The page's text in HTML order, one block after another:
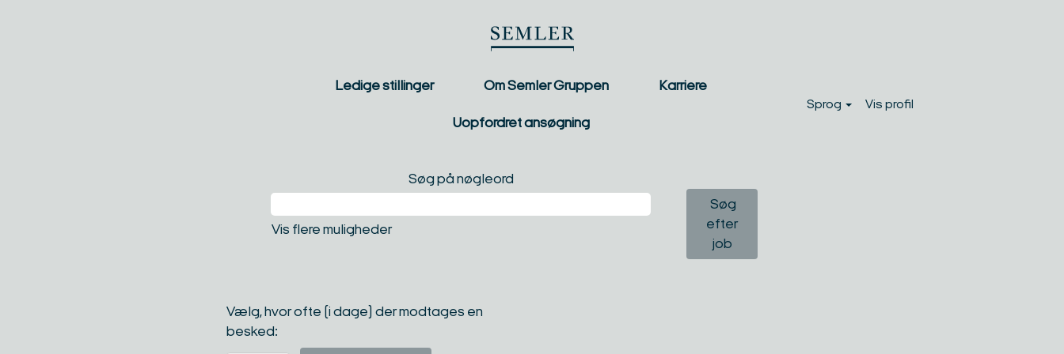
Ledige stillinger Om Semler Gruppen Karriere
Uopfordret ansøgning
Sprog Vis profil
Søg på nøgleord
Vis flere muligheder
Vælg, hvor ofte (i dage) der modtages en
besked: